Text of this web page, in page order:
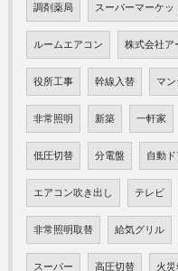
調剤薬局 スーパーマーケッ
ルームエアコン 株式会社ア
役所工事 幹線入替 マ
非常照明 新築 一軒家
低圧切替 分電盤 自動
エアコン吹き出し テレビ
非常照明取替 給気グリル
スーパー 高圧切替 火